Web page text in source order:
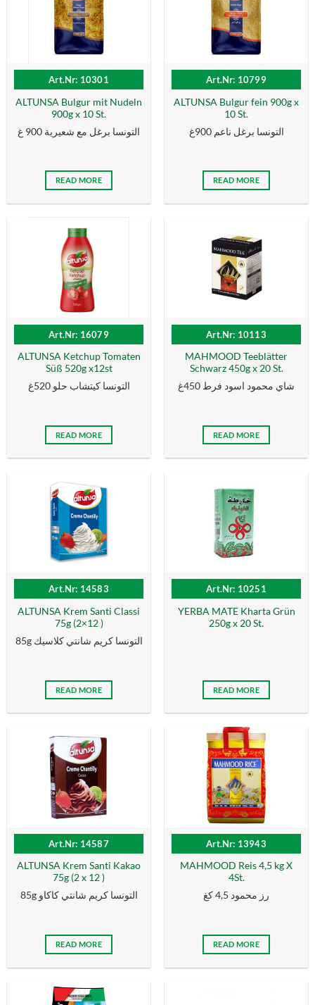
Art.Nr: 10301
ALTUNSA Bulgur mit Nudeln
900g x 10 St.
التونسا برغل مع شعيرية 900 غ
READ MORE
Art.Nr: 10799
ALTUNSA Bulgur fein 900g x
10 St.
التونسا برغل ناعم 900غ
READ MORE
Art.Nr: 16079
ALTUNSA Ketchup Tomaten
Süß 520g x12st
التونسا كيتشاب حلو 520غ
READ MORE
Art.Nr: 10113
MAHMOOD Teeblätter
Schwarz 450g x 20 St.
شاي محمود اسود فرط 450غ
READ MORE
Art.Nr: 14583
ALTUNSA Krem Santi Classi
75g (2×12 )
85g التونسا كریم شانتي كلاسیك
READ MORE
Art.Nr: 10251
YERBA MATE Kharta Grün
250g x 20 St.
READ MORE
Art.Nr: 14587
ALTUNSA Krem Santi Kakao
75g (2 x 12 )
85g التونسا كریم شانتي كاكاو
READ MORE
Art.Nr: 13943
MAHMOOD Reis 4,5 kg X
4St.
رز محمود 4,5 كغ
READ MORE